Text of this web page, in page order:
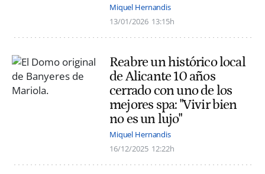
Miquel Hernandis
13/01/2026 13:15h
Reabre un histórico local
de Alicante 10 años
cerrado con uno de los
mejores spa: "Vivir bien
no es un lujo"
Miquel Hernandis
16/12/2025 12:22h